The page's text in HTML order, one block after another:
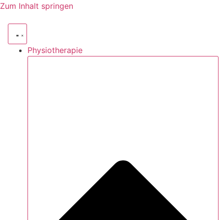
Zum Inhalt springen
Physiotherapie